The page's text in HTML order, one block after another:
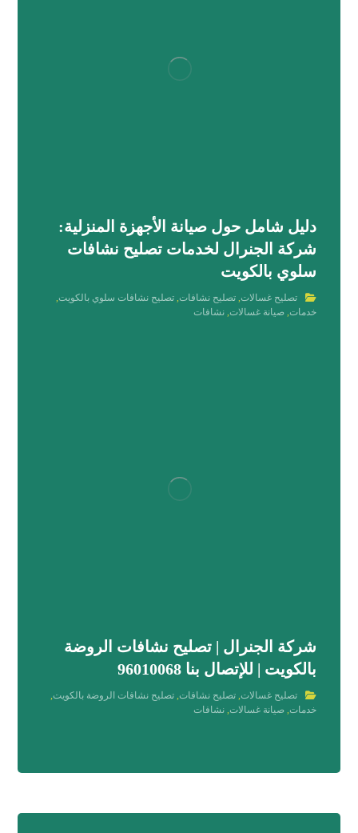
دليل شامل حول صيانة الأجهزة المنزلية:
شركة الجنرال لخدمات تصليح نشافات
سلوي بالكويت
تصليح غسالات,تصليح نشافات,تصليح نشافات سلوي بالكويت,
خدمات,صيانة غسالات,نشافات
شركة الجنرال | تصليح نشافات الروضة
بالكويت | للإتصال بنا 96010068
تصليح غسالات,تصليح نشافات,تصليح نشافات الروضة بالكويت,
خدمات,صيانة غسالات,نشافات